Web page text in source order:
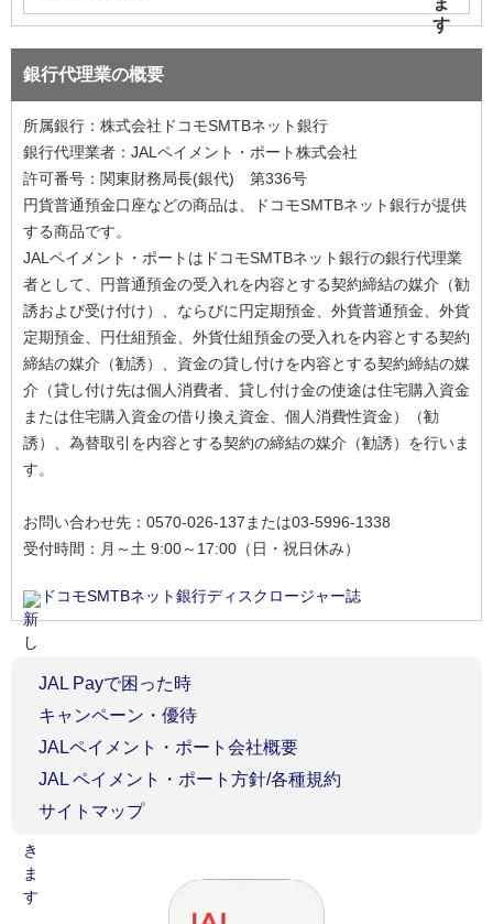
銀行代理業の概要
所属銀行：株式会社ドコモSMTBネット銀行
銀行代理業者：JALペイメント・ポート株式会社
許可番号：関東財務局長(銀代) 第336号
円貨普通預金口座などの商品は、ドコモSMTBネット銀行が提供
する商品です。
JALペイメント・ポートはドコモSMTBネット銀行の銀行代理業
者として、円普通預金の受入れを内容とする契約締結の媒介（勧
誘および受け付け）、ならびに円定期預金、外貨普通預金、外貨
定期預金、円仕組預金、外貨仕組預金の受入れを内容とする契約
締結の媒介（勧誘）、資金の貸し付けを内容とする契約締結の媒
介（貸し付け先は個人消費者、貸し付け金の使途は住宅購入資金
または住宅購入資金の借り換え資金、個人消費性資金）（勧
誘）、為替取引を内容とする契約の締結の媒介（勧誘）を行いま
す。
お問い合わせ先：0570-026-137または03-5996-1338
受付時間：月～土 9:00～17:00（日・祝日休み）
ドコモSMTBネット銀行ディスクロージャー誌
JAL Payで困った時
キャンペーン・優待
JALペイメント・ポート会社概要
JAL ペイメント・ポート方針/各種規約
サイトマップ